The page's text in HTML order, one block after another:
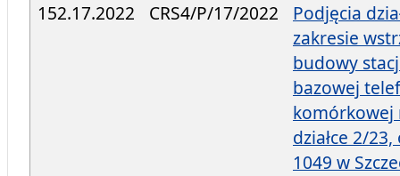
152.17.2022
CRS4/P/17/2022
Podjęcia
zakresie
budowy
bazowej
komórkowej
działce 2/
1049 w